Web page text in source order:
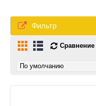
Фильтр
Сравнение